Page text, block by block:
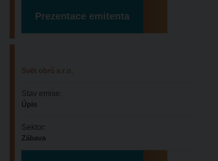
Prezentace emitenta
Svět obrů s.r.o.
Stav emise:
Úpis
Sektor:
Zábava